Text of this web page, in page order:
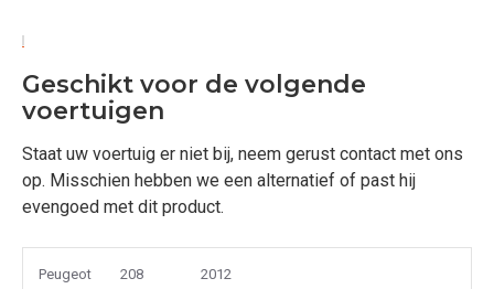
Geschikt voor de volgende
voertuigen
Staat uw voertuig er niet bij, neem gerust contact met ons
op. Misschien hebben we een alternatief of past hij
evengoed met dit product.
Peugeot 208 2012